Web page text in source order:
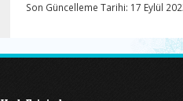
Son Güncelleme Tarihi: 17 Eylül